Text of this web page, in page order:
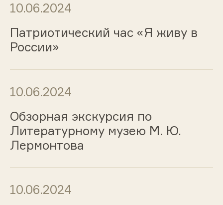
10.06.2024
Патриотический час «Я живу в
России»
10.06.2024
Обзорная экскурсия по
Литературному музею М. Ю.
Лермонтова
10.06.2024